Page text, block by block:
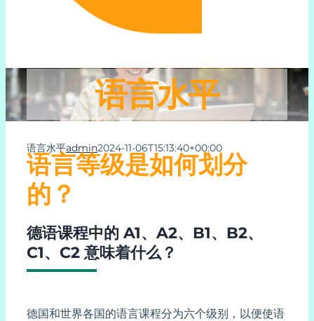
在线学习德语
关于我们
联系我们
支持
My Account
语言水平
语言水平admin2024-11-06T15:13:40+00:00
语言等级是如何划分
的？
德语课程中的 A1、A2、B1、B2、
C1、C2 意味着什么？
德国和世界各国的语言课程分为六个级别，以便使语